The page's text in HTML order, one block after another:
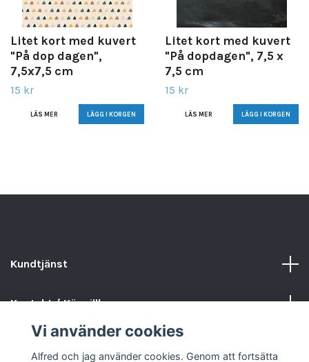
Litet kort med kuvert
"På dop dagen",
7,5x7,5 cm
15 kr
LÄS MER
Litet kort med kuvert
"På dopdagen", 7,5 x
7,5 cm
15 kr
LÄS MER
Kundtjänst
Kontakt / Köpvillkor
Vi använder cookies
Alfred och jag använder cookies. Genom att fortsätta